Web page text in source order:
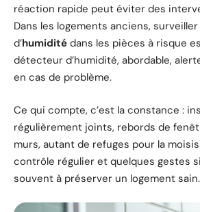
réaction rapide peut éviter des
Dans les logements anciens,
d’humidité dans les pièces à risque
détecteur d’humidité, abordable,
en cas de problème.
Ce qui compte, c’est la constance :
régulièrement joints, rebords de
murs, autant de refuges pour la
contrôle régulier et quelques gestes
souvent à préserver un logement sain.